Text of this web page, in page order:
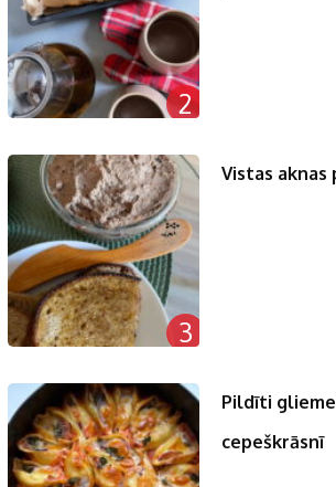
2
3
Vistas aknas
Pildīti
cepeškrāsnī